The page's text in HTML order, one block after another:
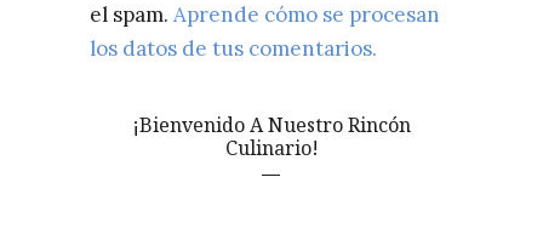
el spam. Aprende cómo se procesan
los datos de tus comentarios.
¡Bienvenido A Nuestro Rincón
Culinario!